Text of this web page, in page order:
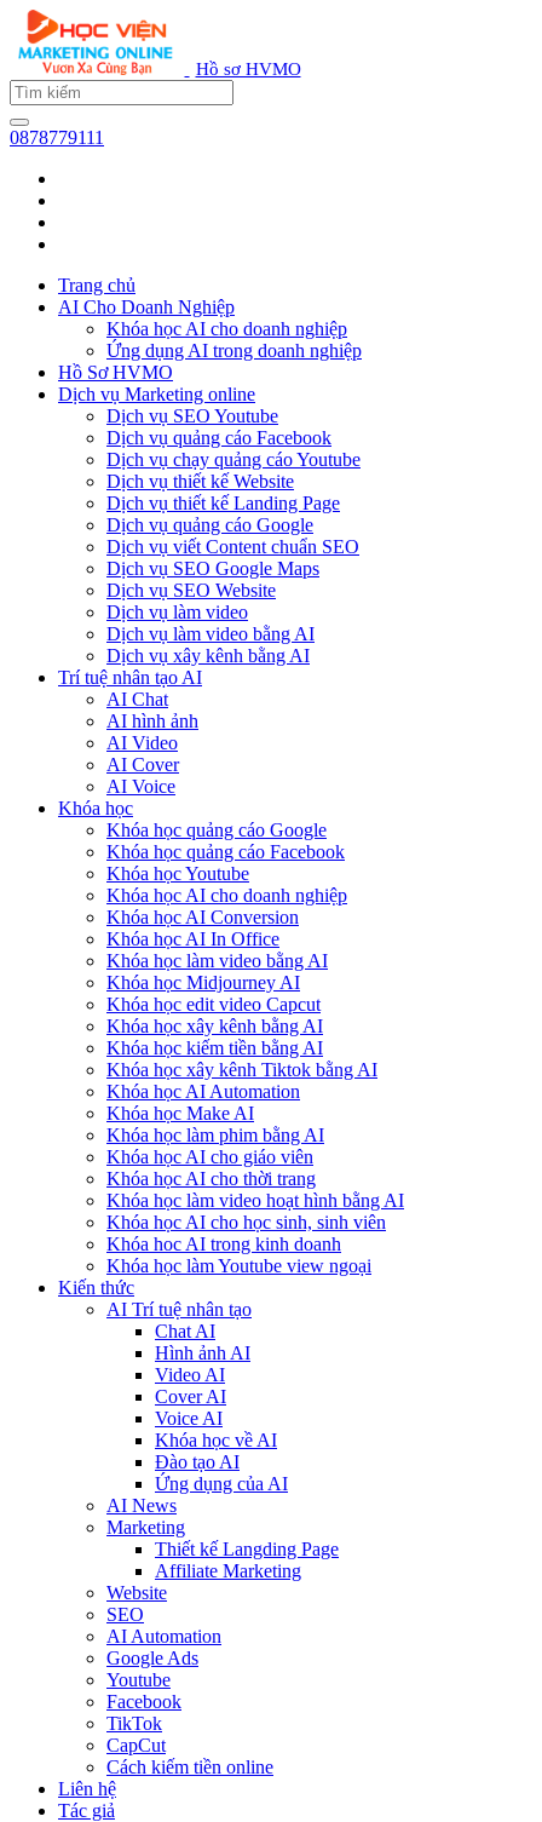
Hồ sơ HVMO
0878779111
Trang chủ
AI Cho Doanh Nghiệp
Khóa học AI cho doanh nghiệp
Ứng dụng AI trong doanh nghiệp
Hồ Sơ HVMO
Dịch vụ Marketing online
Dịch vụ SEO Youtube
Dịch vụ quảng cáo Facebook
Dịch vụ chạy quảng cáo Youtube
Dịch vụ thiết kế Website
Dịch vụ thiết kế Landing Page
Dịch vụ quảng cáo Google
Dịch vụ viết Content chuẩn SEO
Dịch vụ SEO Google Maps
Dịch vụ SEO Website
Dịch vụ làm video
Dịch vụ làm video bằng AI
Dịch vụ xây kênh bằng AI
Trí tuệ nhân tạo AI
AI Chat
AI hình ảnh
AI Video
AI Cover
AI Voice
Khóa học
Khóa học quảng cáo Google
Khóa học quảng cáo Facebook
Khóa học Youtube
Khóa học AI cho doanh nghiệp
Khóa học AI Conversion
Khóa học AI In Office
Khóa học làm video bằng AI
Khóa học Midjourney AI
Khóa học edit video Capcut
Khóa học xây kênh bằng AI
Khóa học kiếm tiền bằng AI
Khóa học xây kênh Tiktok bằng AI
Khóa học AI Automation
Khóa học Make AI
Khóa học làm phim bằng AI
Khóa học AI cho giáo viên
Khóa học AI cho thời trang
Khóa học làm video hoạt hình bằng AI
Khóa học AI cho học sinh, sinh viên
Khóa hoc AI trong kinh doanh
Khóa học làm Youtube view ngoại
Kiến thức
AI Trí tuệ nhân tạo
Chat AI
Hình ảnh AI
Video AI
Cover AI
Voice AI
Khóa học về AI
Đào tạo AI
Ứng dụng của AI
AI News
Marketing
Thiết kế Langding Page
Affiliate Marketing
Website
SEO
AI Automation
Google Ads
Youtube
Facebook
TikTok
CapCut
Cách kiếm tiền online
Liên hệ
Tác giả